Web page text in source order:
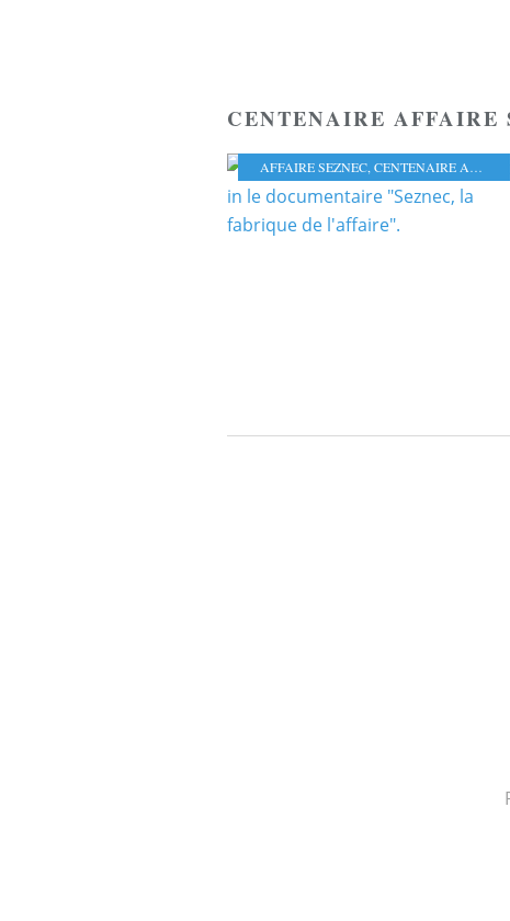
CENTENAIRE AFFAIRE
AFFAIRE SEZNEC, CENTENAIRE AFFAIRE SEZNEC